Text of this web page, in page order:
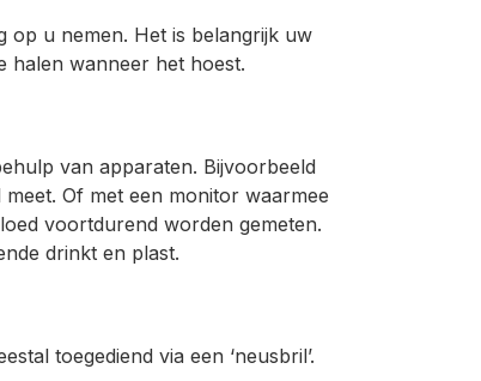
op u nemen. Het is belangrijk uw
halen wanneer het hoest.
van apparaten. Bijvoorbeeld
Of met een monitor waarmee
voortdurend worden gemeten.
drinkt en plast.
toegediend via een ‘neusbril’.